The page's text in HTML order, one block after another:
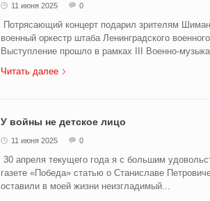
11 июня 2025 0
Потрясающий концерт подарил зрителям
военный оркестр штаба Ленинградского
Выступление прошло в рамках III Военно-
Читать далее
У войны не детское лицо
11 июня 2025 0
30 апреля текущего года я с большим
газете «Победа» статью о Станиславе
оставили в моей жизни неизгладимый...